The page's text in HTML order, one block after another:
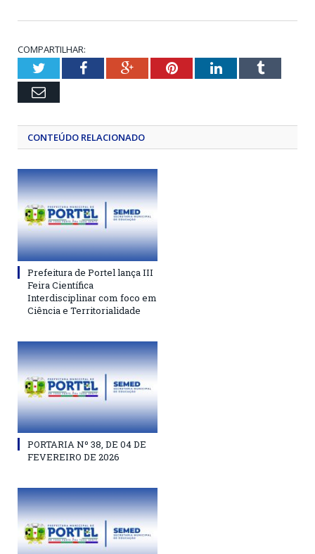
COMPARTILHAR:
TwitterFacebookGoogle+PinterestLinkedInTumblr
Email
CONTEÚDO RELACIONADO
Prefeitura de Portel lança III
Feira Científica
Interdisciplinar com foco em
Ciência e Territorialidade
PORTARIA Nº 38, DE 04 DE
FEVEREIRO DE 2026